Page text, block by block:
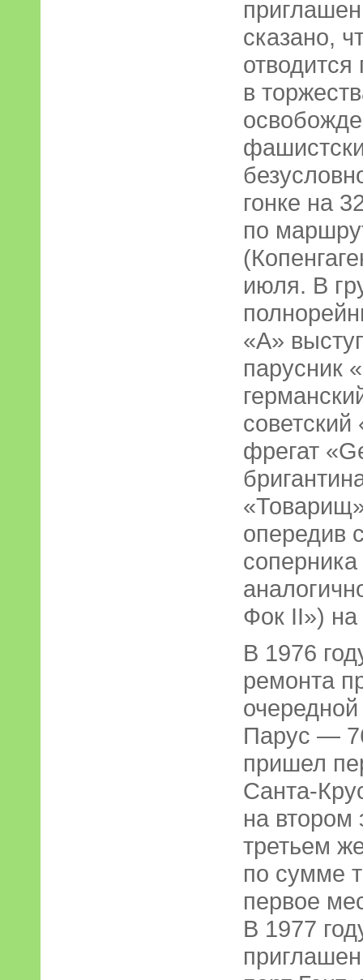
сказано,
в
гонке на
по
июля. В
«А»
парусник
фрегат
опередив
Фок II») на
В 1976
ремонта
Парус —
пришел
Санта-
на
третьем
по сумме
первое
В 1977